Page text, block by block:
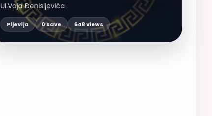
UI.Voja Đenisijevića
Pljevlja 0 save 648 views